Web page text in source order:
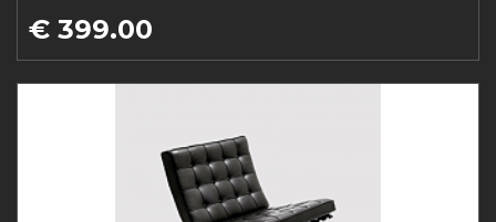
€ 399.00